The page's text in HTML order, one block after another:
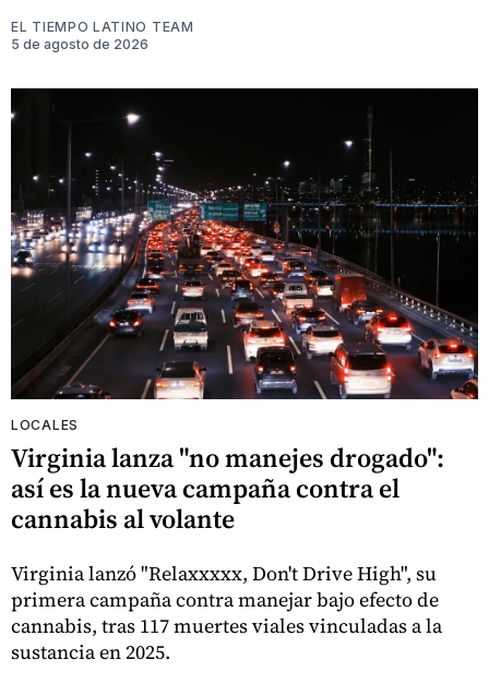
EL TIEMPO LATINO TEAM
5 de agosto de 2026
LOCALES
Virginia lanza "no manejes drogado":
así es la nueva campaña contra el
cannabis al volante
Virginia lanzó "Relaxxxxx, Don't Drive High", su
primera campaña contra manejar bajo efecto de
cannabis, tras 117 muertes viales vinculadas a la
sustancia en 2025.